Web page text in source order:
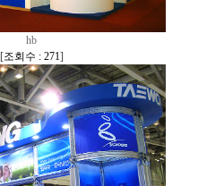
hb
[조회수 : 271]